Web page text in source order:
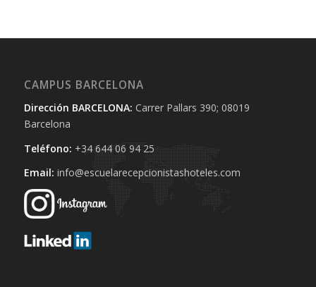
CAMPUS BARCELONA
Dirección BARCELONA: Carrer Pallars 390; 08019
Barcelona
Teléfono: +34 644 06 94 25‬
Email: info@escuelarecepcionistashoteles.com